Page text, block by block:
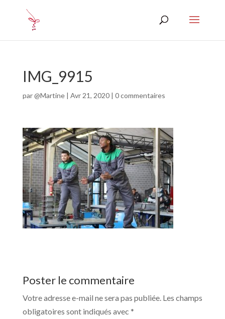
IMG_9915
par@Martine| Avr 21, 2020| 0 commentaires
Poster le commentaire
Votre adresse e-mail ne sera pas publiée. Les champs
obligatoires sont indiqués avec *